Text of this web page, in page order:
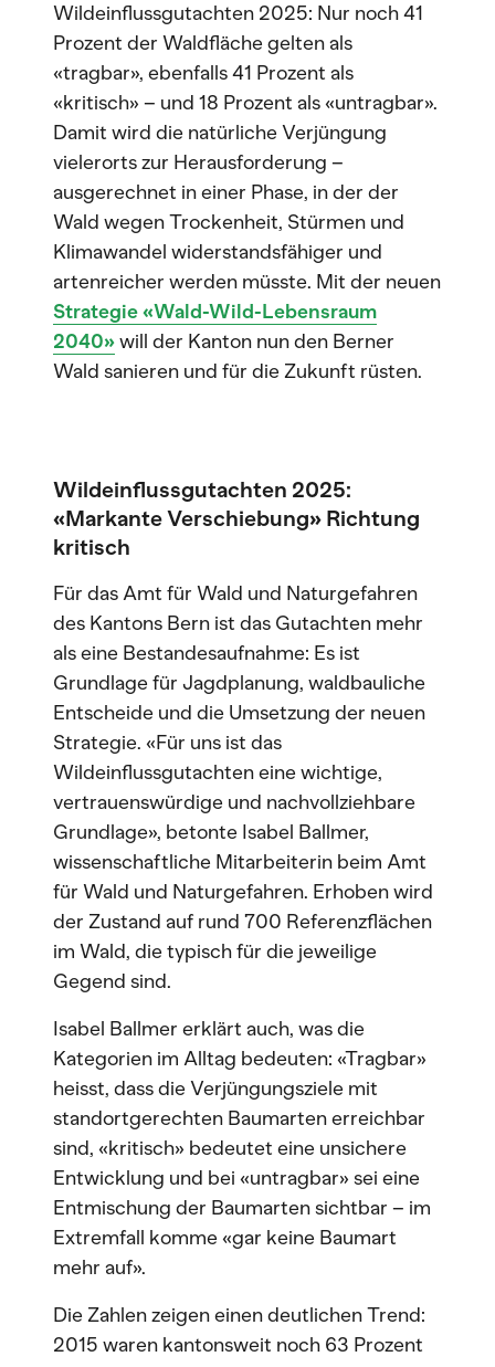
Wildeinflussgutachten 2025: Nur noch 41
Prozent der Waldfläche gelten als
«tragbar», ebenfalls 41 Prozent als
«kritisch» – und 18 Prozent als «untragbar».
Damit wird die natürliche Verjüngung
vielerorts zur Herausforderung –
ausgerechnet in einer Phase, in der der
Wald wegen Trockenheit, Stürmen und
Klimawandel widerstandsfähiger und
artenreicher werden müsste. Mit der neuen
Strategie «Wald-Wild-Lebensraum
2040»will der Kanton nun den Berner
Wald sanieren und für die Zukunft rüsten.
Wildeinflussgutachten 2025:
«Markante Verschiebung» Richtung
kritisch
Für das Amt für Wald und Naturgefahren
des Kantons Bern ist das Gutachten mehr
als eine Bestandesaufnahme: Es ist
Grundlage für Jagdplanung, waldbauliche
Entscheide und die Umsetzung der neuen
Strategie. «Für uns ist das
Wildeinflussgutachten eine wichtige,
vertrauenswürdige und nachvollziehbare
Grundlage», betonte Isabel Ballmer,
wissenschaftliche Mitarbeiterin beim Amt
für Wald und Naturgefahren. Erhoben wird
der Zustand auf rund 700 Referenzflächen
im Wald, die typisch für die jeweilige
Gegend sind.
Isabel Ballmer erklärt auch, was die
Kategorien im Alltag bedeuten: «Tragbar»
heisst, dass die Verjüngungsziele mit
standortgerechten Baumarten erreichbar
sind, «kritisch» bedeutet eine unsichere
Entwicklung und bei «untragbar» sei eine
Entmischung der Baumarten sichtbar – im
Extremfall komme «gar keine Baumart
mehr auf».
Die Zahlen zeigen einen deutlichen Trend:
2015 waren kantonsweit noch 63 Prozent